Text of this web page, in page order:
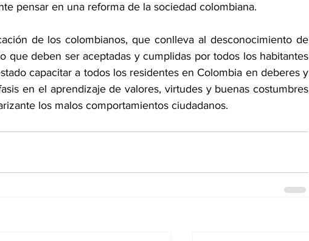
pensar en una reforma de la sociedad colombiana.
de los colombianos, que conlleva al desconocimiento de
que deben ser aceptadas y cumplidas por todos los habitantes
capacitar a todos los residentes en Colombia en deberes y
en el aprendizaje de valores, virtudes y buenas costumbres
los malos comportamientos ciudadanos.